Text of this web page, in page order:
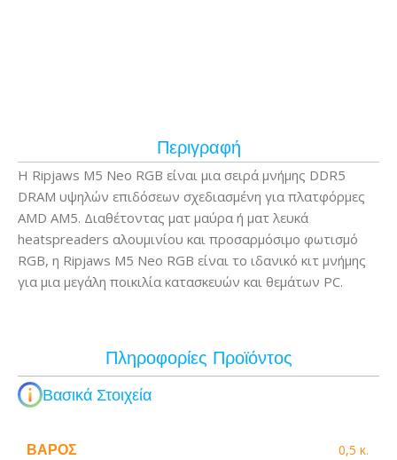
Περιγραφή
Η Ripjaws M5 Neo RGB είναι μια σειρά μνήμης DDR5
DRAM υψηλών επιδόσεων σχεδιασμένη για πλατφόρμες
AMD AM5. Διαθέτοντας ματ μαύρα ή ματ λευκά
heatspreaders αλουμινίου και προσαρμόσιμο φωτισμό
RGB, η Ripjaws M5 Neo RGB είναι το ιδανικό κιτ μνήμης
για μια μεγάλη ποικιλία κατασκευών και θεμάτων PC.
Πληροφορίες Προϊόντος
Βασικά Στοιχεία
ΒΆΡΟΣ 0,5 κ.